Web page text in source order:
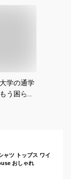
学の通学
う困らな
ャツ トップス ワイ
おしゃれ